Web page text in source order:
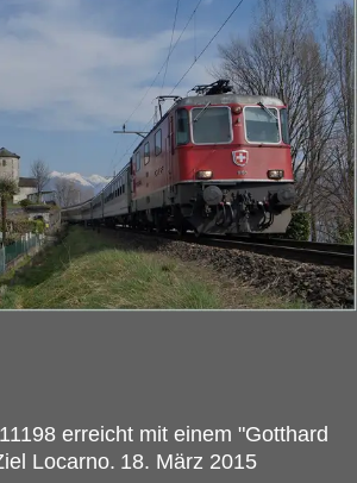
erreicht mit einem "Gotthard
Locarno. 18. März 2015